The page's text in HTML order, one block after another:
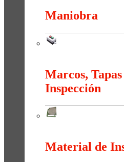
Maniobra
Marcos,
Inspección
Material de